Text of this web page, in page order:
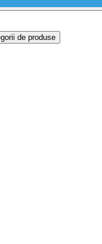
de produse